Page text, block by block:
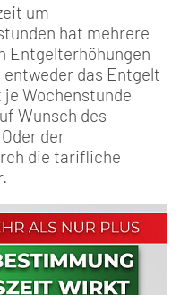
um
hat mehrere
Entgelterhöhungen
das Entgelt
Wochenstunde
Wunsch des
der
die tarifliche